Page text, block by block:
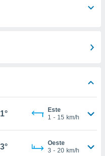
Este
1 - 15 km/h
Oeste
3 - 20 km/h